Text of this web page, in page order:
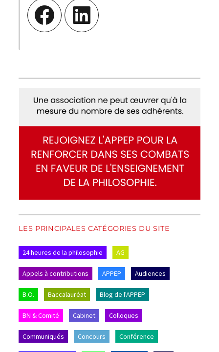
Facebook LinkedIn
LES PRINCIPALES CATÉGORIES DU SITE
24 heures de la philosophie AG
Appels à contributions APPEP Audiences
B.O. Baccalauréat Blog de l'APPEP
BN & Comité Cabinet Colloques
Communiqués Concours Conférence